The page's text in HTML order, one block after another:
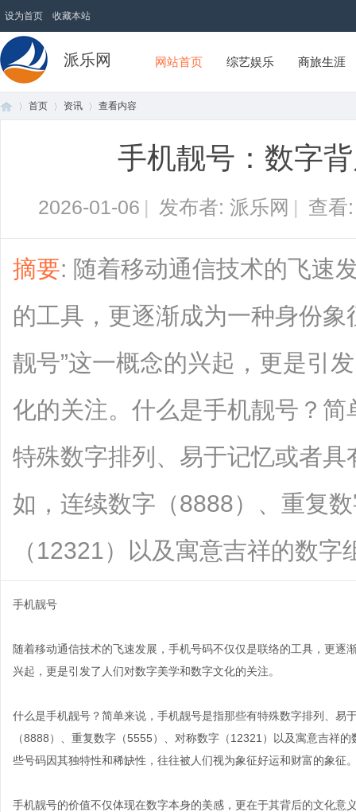
设为首页 收藏本站
派乐网 网站首页 综艺娱乐 商旅生涯
首页 资讯 查看内容
手机靓号：数字
2026-01-06 | 发布者: 派乐网 | 查
摘要: 随着移动通信技术的飞速
的工具，更逐渐成为一种身份
靓号”这一概念的兴起，更是引
化的关注。什么是手机靓号？
特殊数字排列、易于记忆或者
如，连续数字（8888）、重复
（12321）以及寓意吉祥的数字
手机靓号
随着移动通信技术的飞速发展，手机号码不仅仅是联络的工具，更逐
兴起，更是引发了人们对数字美学和数字文化的关注。
什么是手机靓号？简单来说，手机靓号是指那些有特殊数字排列、易
（8888）、重复数字（5555）、对称数字（12321）以及寓意吉祥
些号码因其独特性和稀缺性，往往被人们视为象征好运和财富的象征
手机靓号的价值不仅体现在数字本身的美感，更在于其背后的文化意